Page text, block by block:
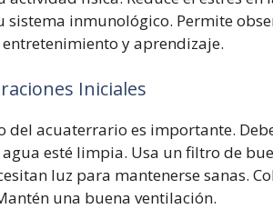
sistema inmunológico. Permite
y aprendizaje.
Iniciales
del acuaterrario es importante.
esté limpia. Usa un filtro de
luz para mantenerse sanas.
una buena ventilación.